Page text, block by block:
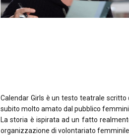
Calendar Girls è un testo teatrale scritto
subito molto amato dal pubblico
La storia è ispirata ad un fatto
organizzazione di volontariato femminile.